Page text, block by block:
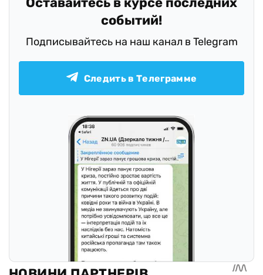
событий!
Подписывайтесь на наш канал в Telegram
Следить в Телеграмме